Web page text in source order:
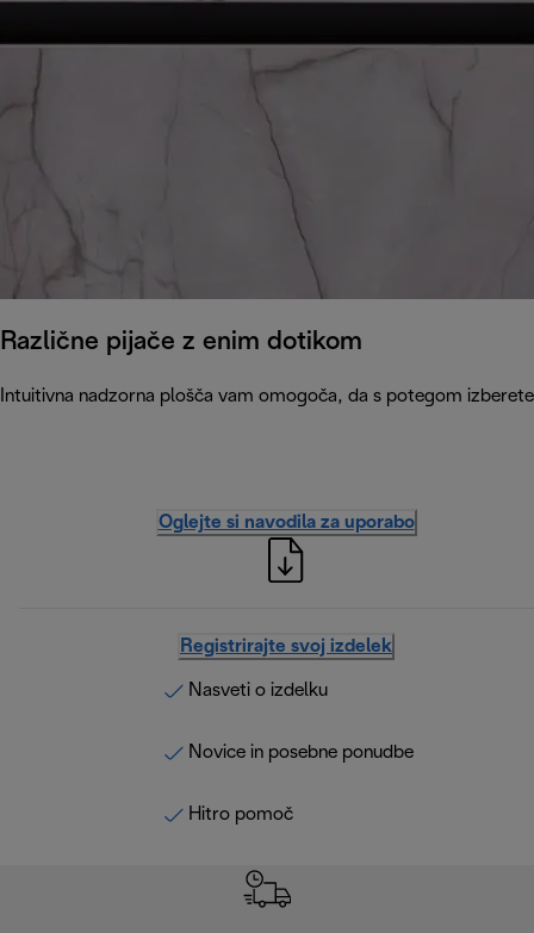
Različne pijače z enim dotikom
Intuitivna nadzorna plošča vam omogoča, da s potegom
Oglejte si navodila za uporabo
Registrirajte svoj izdelek
Nasveti o izdelku
Novice in posebne ponudbe
Hitro pomoč